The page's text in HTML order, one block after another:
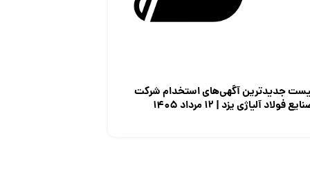
جدیدترین آگهی‌های استخدام شرکت
فولاد آلیاژی یزد | ۱۲ مرداد ۱۴۰۵